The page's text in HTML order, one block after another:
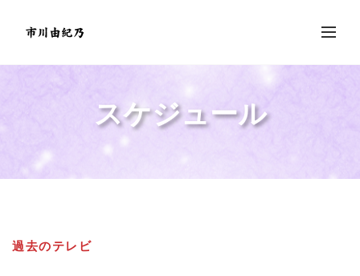
スケジュール
過去のテレビ